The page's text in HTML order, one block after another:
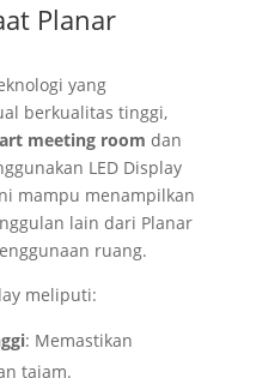
Planar
yang
berkualitas tinggi,
meeting room dan
LED Display
mampu menampilkan
lain dari Planar
ruang.
meliputi:
: Memastikan
tajam.